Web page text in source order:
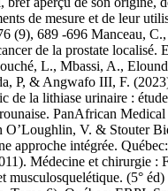
de mesure et de leur
(9), 689 -696 Manceau,
de la prostate localisé.
L., Mbassi, A.,
P, & Angwafo III, F.
de la lithiase urinaire :
PanAfrican
V. & Stouter
approche intégrée.
Médecine et chirurgie :
musculosquelétique. (5°